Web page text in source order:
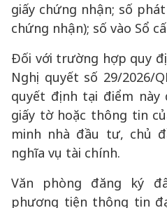
giấy chứng nhận; số
chứng nhận); số vào Sổ
Đối với trường hợp quy
Nghị quyết số 29/2026/
quyết định tại điểm
giấy tờ hoặc thông tin
minh nhà đầu tư, chủ
nghĩa vụ tài chính.
Văn phòng đăng ký
phương tiện thông tin